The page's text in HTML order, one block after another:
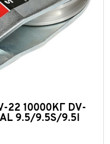
22 10000КГ DV-
9.5/9.5S/9.5I